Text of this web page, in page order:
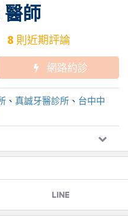
醫師
8則近期評論
網路約診
、 真誠牙醫診所 、 台中中